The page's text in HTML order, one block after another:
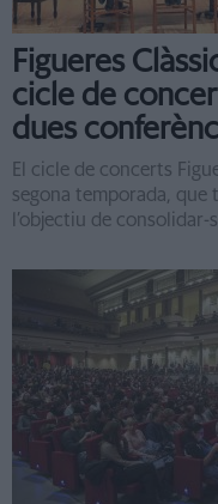
Figueres
cicle de
dues
El cicle de concerts
segona temporada, que
l’objectiu de